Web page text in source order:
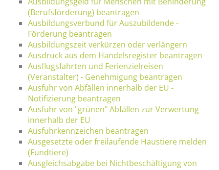
(Berufsförderung) beantragen
Ausbildungsverbund für Auszubildende -
Förderung beantragen
Ausbildungszeit verkürzen oder verlängern
Ausdruck aus dem Handelsregister beantragen
Ausflugsfahrten und Ferienzielreisen
(Veranstalter) - Genehmigung beantragen
Ausfuhr von Abfällen innerhalb der EU -
Notifizierung beantragen
Ausfuhr von "grünen" Abfällen zur Verwertung
innerhalb der EU
Ausfuhrkennzeichen beantragen
Ausgesetzte oder freilaufende Haustiere melden
(Fundtiere)
Ausgleichsabgabe bei Nichtbeschäftigung von